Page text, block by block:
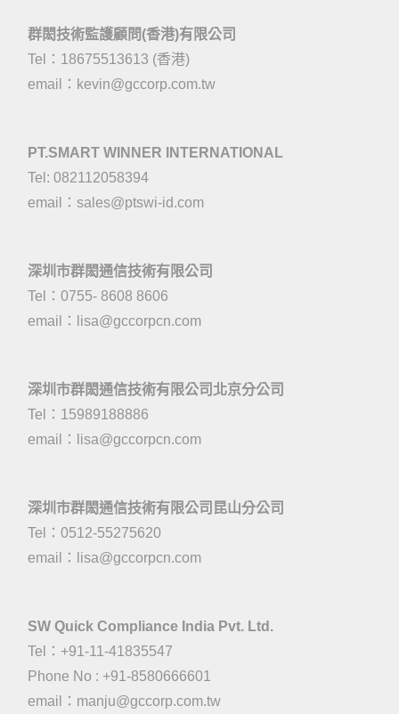
群閎技術監護顧問(香港)有限公司
Tel：18675513613 (香港)
email： kevin@gccorp.com.tw
PT.SMART WINNER INTERNATIONAL
Tel: 082112058394
email： sales@ptswi-id.com
深圳市群閎通信技術有限公司
Tel：0755- 8608 8606
email：
lisa@gccorpcn.com
深圳市群閎通信技術有限公司北京分公司
Tel：15989188886
email：
lisa@gccorpcn.com
深圳市群閎通信技術有限公司昆山分公司
Tel：0512-55275620
email：
lisa@gccorpcn.com
SW Quick Compliance India Pvt. Ltd.
Tel：+91-11-41835547
Phone No : +91-8580666601
email：manju@gccorp.com.tw